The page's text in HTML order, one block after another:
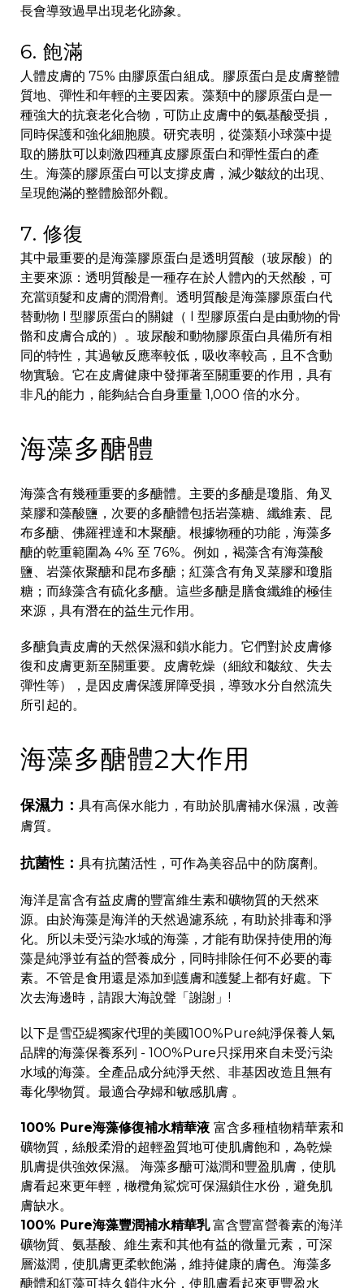
長會導致過早出現老化跡象。
6. 飽滿
人體皮膚的 75% 由膠原蛋白組成。膠原蛋白是皮膚整體
質地、彈性和年輕的主要因素。藻類中的膠原蛋白是一
種強大的抗衰老化合物，可防止皮膚中的氨基酸受損，
同時保護和強化細胞膜。研究表明，從藻類小球藻中提
取的勝肽可以刺激四種真皮膠原蛋白和彈性蛋白的產
生。海藻的膠原蛋白可以支撐皮膚，減少皺紋的出現、
呈現飽滿的整體臉部外觀。
7. 修復
其中最重要的是海藻膠原蛋白是透明質酸（玻尿酸）的
主要來源：透明質酸是一種存在於人體內的天然酸，可
充當頭髮和皮膚的潤滑劑。透明質酸是海藻膠原蛋白代
替動物 I 型膠原蛋白的關鍵（ I 型膠原蛋白是由動物的骨
骼和皮膚合成的）。玻尿酸和動物膠原蛋白具備所有相
同的特性，其過敏反應率較低，吸收率較高，且不含動
物實驗。它在皮膚健康中發揮著至關重要的作用，具有
非凡的能力，能夠結合自身重量 1,000 倍的水分。
海藻多醣體
海藻含有幾種重要的多醣體。主要的多醣是瓊脂、角叉
菜膠和藻酸鹽，次要的多醣體包括岩藻糖、纖維素、昆
布多醣、佛羅裡達和木聚醣。根據物種的功能，海藻多
醣的乾重範圍為 4% 至 76%。例如，褐藻含有海藻酸
鹽、岩藻依聚醣和昆布多醣；紅藻含有角叉菜膠和瓊脂
糖；而綠藻含有硫化多醣。這些多醣是膳食纖維的極佳
來源，具有潛在的益生元作用。
多醣負責皮膚的天然保濕和鎖水能力。它們對於皮膚修
復和皮膚更新至關重要。皮膚乾燥（細紋和皺紋、失去
彈性等），是因皮膚保護屏障受損，導致水分自然流失
所引起的。
海藻多醣體2大作用
保濕力： 具有高保水能力，有助於肌膚補水保濕，改善
膚質。
抗菌性： 具有抗菌活性，可作為美容品中的防腐劑。
海洋是富含有益皮膚的豐富維生素和礦物質的天然來
源。由於海藻是海洋的天然過濾系統，有助於排毒和淨
化。所以未受污染水域的海藻，才能有助保持使用的海
藻是純淨並有益的營養成分，同時排除任何不必要的毒
素。不管是食用還是添加到護膚和護髮上都有好處。下
次去海邊時，請跟大海說聲「謝謝」!
以下是雪亞緹獨家代理的美國100%Pure純淨保養人氣
品牌的海藻保養系列 - 100%Pure只採用來自未受污染
水域的海藻。全產品成分純淨天然、非基因改造且無有
毒化學物質。最適合孕婦和敏感肌膚 。
100% Pure海藻修復補水精華液 富含多種植物精華素和
礦物質，絲般柔滑的超輕盈質地可使肌膚飽和，為乾燥
肌膚提供強效保濕。 海藻多醣可滋潤和豐盈肌膚，使肌
膚看起來更年輕，橄欖角鯊烷可保濕鎖住水份，避免肌
膚缺水。
100% Pure海藻豐潤補水精華乳富含豐富營養素的海洋
礦物質、氨基酸、維生素和其他有益的微量元素，可深
層滋潤，使肌膚更柔軟飽滿，維持健康的膚色。海藻多
醣體和紅藻可持久鎖住水分，使肌膚看起來更豐盈水